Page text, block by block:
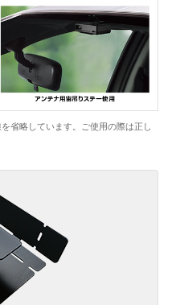
省略しています。ご使用の際は正し